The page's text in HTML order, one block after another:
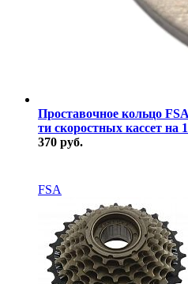
Проставочное кольцо
ти скоростных кассет на
370 руб.
FSA